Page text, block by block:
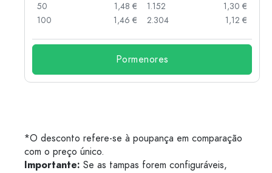
50
1,48 €
100
1,46 €
1.152
1,30 €
2.304
1,12 €
Pormenores
*O desconto refere-se à poupança em comparação
com o preço único.
Importante: Se as tampas forem configuráveis,